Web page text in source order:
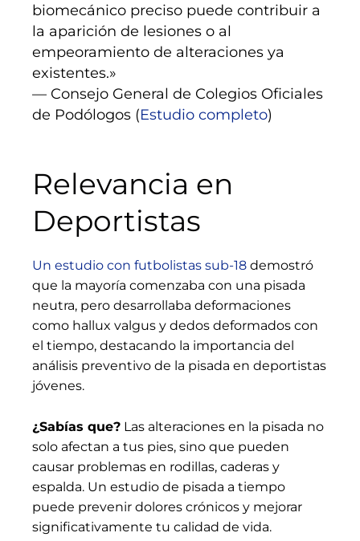
biomecánico preciso puede contribuir a
la aparición de lesiones o al
empeoramiento de alteraciones ya
existentes.»
— Consejo General de Colegios Oficiales
de Podólogos (Estudio completo)
Relevancia en
Deportistas
Un estudio con futbolistas sub-18 demostró
que la mayoría comenzaba con una pisada
neutra, pero desarrollaba deformaciones
como hallux valgus y dedos deformados con
el tiempo, destacando la importancia del
análisis preventivo de la pisada en deportistas
jóvenes.
¿Sabías que? Las alteraciones en la pisada no
solo afectan a tus pies, sino que pueden
causar problemas en rodillas, caderas y
espalda. Un estudio de pisada a tiempo
puede prevenir dolores crónicos y mejorar
significativamente tu calidad de vida.